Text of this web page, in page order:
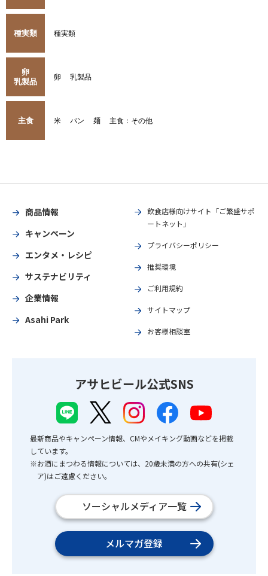
種実類 種実類
卵
乳製品
卵 乳製品
主食 米 パン 麺 主食：その他
商品情報
キャンペーン
エンタメ・レシピ
サステナビリティ
企業情報
Asahi Park
飲食店様向けサイト「ご繁盛サポ
ートネット」
プライバシーポリシー
推奨環境
ご利用規約
サイトマップ
お客様相談室
アサヒビール公式SNS
最新商品やキャンペーン情報、CMやメイキング動画などを掲載
しています。
※お酒にまつわる情報については、20歳未満の方への共有(シェ
ア)はご遠慮ください。
ソーシャルメディア一覧
メルマガ登録